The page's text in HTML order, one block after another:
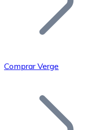
Bitcoin
Comprar Verge